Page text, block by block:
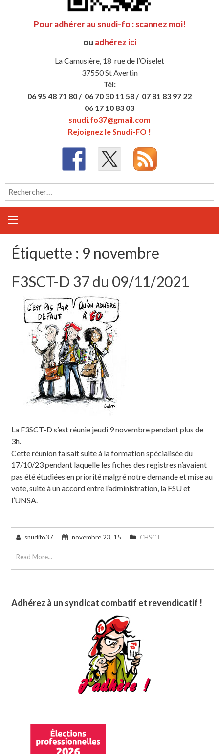
Pour adhérer au snudi-fo : scannez moi!
ou adhérez ici
La Camusière, 18 rue de l’Oiselet
37550 St Avertin
Tél:
06 95 48 71 80 / 06 70 30 11 58 / 07 81 83 97 22
06 17 10 83 03
snudi.fo37@gmail.com
Rejoignez le Snudi-FO !
Rechercher :
Étiquette : 9 novembre
F3SCT-D 37 du 09/11/2021
La F3SCT-D s’est réunie jeudi 9 novembre pendant plus de
3h.
Cette réunion faisait suite à la formation spécialisée du
17/10/23 pendant laquelle les fiches des registres n’avaient
pas été étudiées en priorité malgré notre demande et mise au
vote, suite à un accord entre l’administration, la FSU et
l’UNSA.
snudifo37 novembre 23, 15 CHSCT
Read More...
Adhérez à un syndicat combatif et revendicatif !